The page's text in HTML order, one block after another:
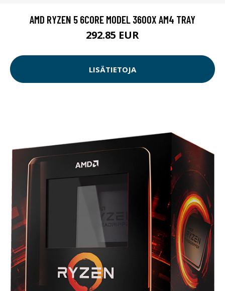
AMD RYZEN 5 6CORE MODEL 3600X AM4 TRAY
292.85 EUR
LISÄTIETOJA